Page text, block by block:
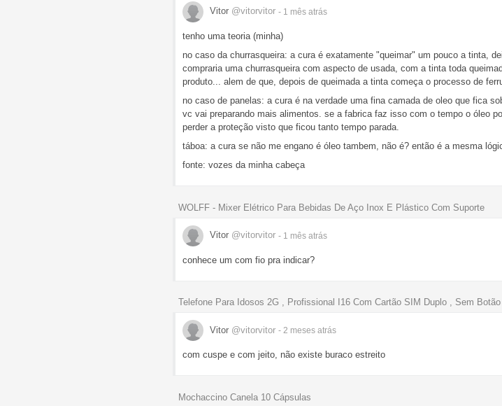
Vitor @vitorvitor - 1 mês atrás
tenho uma teoria (minha)
no caso da churrasqueira: a cura é exatamente "queimar" um pouco a tinta,
compraria uma churrasqueira com aspecto de usada, com a tinta toda
produto... alem de que, depois de queimada a tinta começa o processo de
no caso de panelas: a cura é na verdade uma fina camada de oleo que fica
vc vai preparando mais alimentos. se a fabrica faz isso com o tempo o óleo
perder a proteção visto que ficou tanto tempo parada.
táboa: a cura se não me engano é óleo tambem, não é? então é a mesma
fonte: vozes da minha cabeça
WOLFF - Mixer Elétrico Para Bebidas De Aço Inox E Plástico Com Suporte
Vitor @vitorvitor - 1 mês atrás
conhece um com fio pra indicar?
Telefone Para Idosos 2G , Profissional I16 Com Cartão SIM Duplo , Sem
Vitor @vitorvitor - 2 meses atrás
com cuspe e com jeito, não existe buraco estreito
Mochaccino Canela 10 Cápsulas